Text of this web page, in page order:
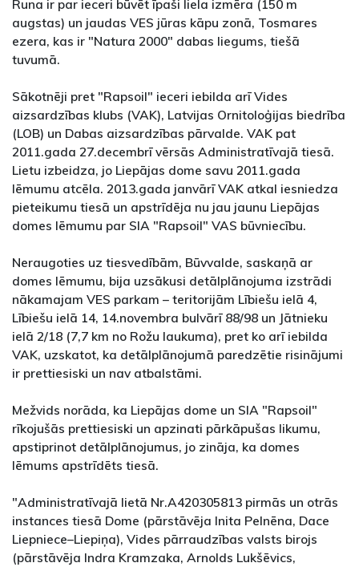
Runa ir par ieceri būvēt īpaši liela izmēra (150 m
augstas) un jaudas VES jūras kāpu zonā, Tosmares
ezera, kas ir "Natura 2000" dabas liegums, tiešā
tuvumā.
Sākotnēji pret "Rapsoil" ieceri iebilda arī Vides
aizsardzības klubs (VAK), Latvijas Ornitoloģijas biedrība
(LOB) un Dabas aizsardzības pārvalde. VAK pat
2011.gada 27.decembrī vērsās Administratīvajā tiesā.
Lietu izbeidza, jo Liepājas dome savu 2011.gada
lēmumu atcēla. 2013.gada janvārī VAK atkal iesniedza
pieteikumu tiesā un apstrīdēja nu jau jaunu Liepājas
domes lēmumu par SIA "Rapsoil" VAS būvniecību.
Neraugoties uz tiesvedībām, Būvvalde, saskaņā ar
domes lēmumu, bija uzsākusi detālplānojuma izstrādi
nākamajam VES parkam – teritorijām Lībiešu ielā 4,
Lībiešu ielā 14, 14.novembra bulvārī 88/98 un Jātnieku
ielā 2/18 (7,7 km no Rožu laukuma), pret ko arī iebilda
VAK, uzskatot, ka detālplānojumā paredzētie risinājumi
ir prettiesiski un nav atbalstāmi.
Mežvids norāda, ka Liepājas dome un SIA "Rapsoil"
rīkojušās prettiesiski un apzinati pārkāpušas likumu,
apstiprinot detālplānojumus, jo zināja, ka domes
lēmums apstrīdēts tiesā.
"Administratīvajā lietā Nr.A420305813 pirmās un otrās
instances tiesā Dome (pārstāvēja Inita Pelnēna, Dace
Liepniece–Liepiņa), Vides pārraudzības valsts birojs
(pārstāvēja Indra Kramzaka, Arnolds Lukšēvics,